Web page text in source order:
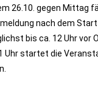
26.10. gegen Mittag
nach dem
bis ca. 12 Uhr vor
Uhr startet die